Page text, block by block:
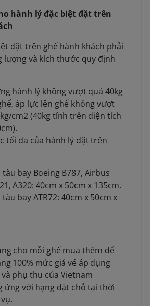
hành lý đặc biệt đặt trên
đặt trên ghế hành khách phải
lượng và kích thước quy định
hành lý không vượt quá 40kg
áp lực lên ghế không vượt
cm2 (40kg tính trên diện tích
tối đa của hành lý đặt trên
bay Boeing B787, Airbus
A320: 40cm x 50cm x 135cm.
bay ATR72: 40cm x 50cm x
cho mỗi ghế mua thêm để
100% mức giá vé áp dụng
phụ thu của Vietnam
ứng với hạng đặt chỗ tại thời